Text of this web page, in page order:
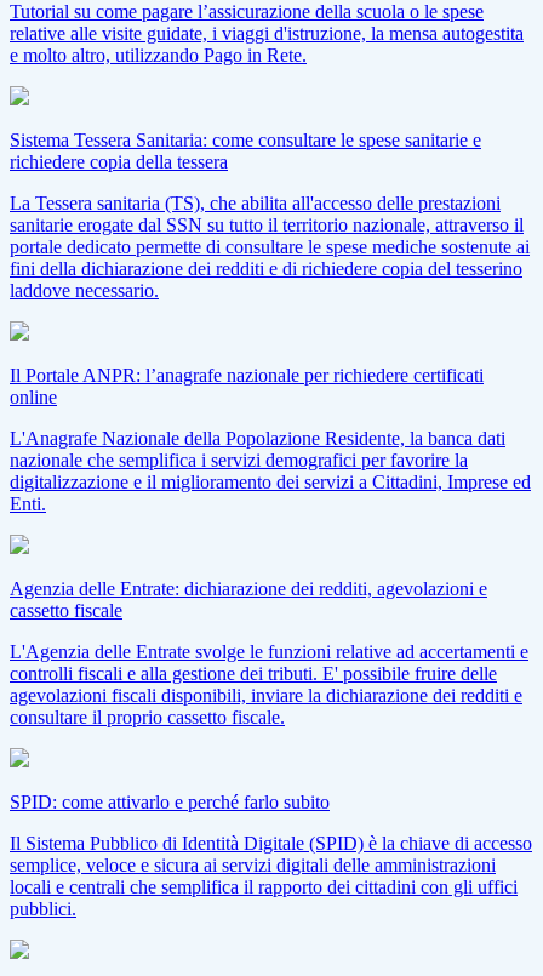
Tutorial su come pagare l’assicurazione della scuola o le spese
relative alle visite guidate, i viaggi d'istruzione, la mensa autogestita
e molto altro, utilizzando Pago in Rete.
Sistema Tessera Sanitaria: come consultare le spese sanitarie e
richiedere copia della tessera
La Tessera sanitaria (TS), che abilita all'accesso delle prestazioni
sanitarie erogate dal SSN su tutto il territorio nazionale, attraverso il
portale dedicato permette di consultare le spese mediche sostenute ai
fini della dichiarazione dei redditi e di richiedere copia del tesserino
laddove necessario.
Il Portale ANPR: l’anagrafe nazionale per richiedere certificati
online
L'Anagrafe Nazionale della Popolazione Residente, la banca dati
nazionale che semplifica i servizi demografici per favorire la
digitalizzazione e il miglioramento dei servizi a Cittadini, Imprese ed
Enti.
Agenzia delle Entrate: dichiarazione dei redditi, agevolazioni e
cassetto fiscale
L'Agenzia delle Entrate svolge le funzioni relative ad accertamenti e
controlli fiscali e alla gestione dei tributi. E' possibile fruire delle
agevolazioni fiscali disponibili, inviare la dichiarazione dei redditi e
consultare il proprio cassetto fiscale.
SPID: come attivarlo e perché farlo subito
Il Sistema Pubblico di Identità Digitale (SPID) è la chiave di accesso
semplice, veloce e sicura ai servizi digitali delle amministrazioni
locali e centrali che semplifica il rapporto dei cittadini con gli uffici
pubblici.